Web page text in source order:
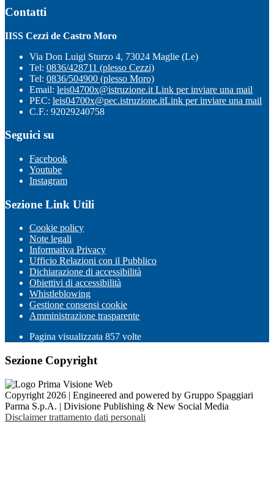
Contatti
IISS Cezzi de Castro Moro
Via Don Luigi Sturzo 4, 73024 Maglie (Le)
Tel: 0836/428711 (plesso Cezzi)
Tel: 0836/504900 (plesso Moro)
Email: leis04700x@istruzione.it Link per inviare una mail
PEC: leis04700x@pec.istruzione.itLink per inviare una mail
C.F.: 92029240758
Seguici su
Facebook
Youtube
Instagram
Sezione Link Utili
Cookie policy
Note legali
Informativa Privacy
Ufficio Relazioni con il Pubblico
Dichiarazione di accessibilità
Obiettivi di accessibilità
Whistleblowing
Gestione consensi cookie
Amministrazione trasparente
Pagina visualizzata 857 volte
Sezione Copyright
Copyright 2026 | Engineered and powered by Gruppo Spaggiari
Parma S.p.A. | Divisione Publishing & New Social Media
Disclaimer trattamento dati personali